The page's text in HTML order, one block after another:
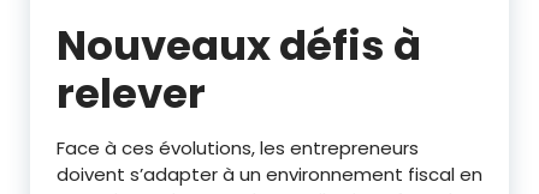
Nouveaux défis à
relever
Face à ces évolutions, les entrepreneurs
doivent s’adapter à un environnement fiscal en